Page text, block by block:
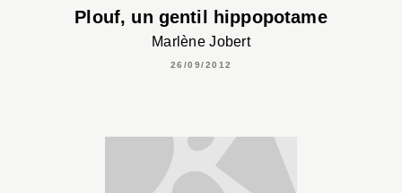
Plouf, un gentil hippopotame
Marlène Jobert
26/09/2012